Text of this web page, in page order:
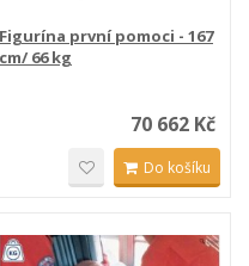
Figurína první pomoci - 167
cm/ 66 kg
70 662 Kč
Do košíku